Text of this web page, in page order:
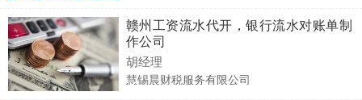
赣州工资流水代开，银行流水对账单制
作公司
胡经理
慧锡晨财税服务有限公司